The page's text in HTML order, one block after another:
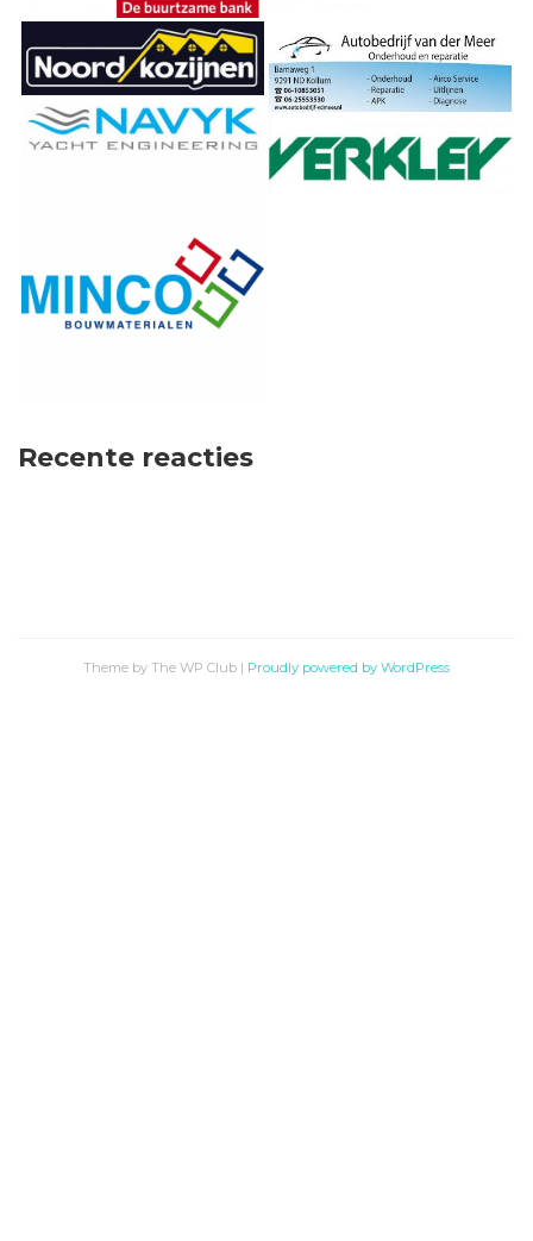
Recente reacties
Theme by The WP Club | Proudly powered by WordPress